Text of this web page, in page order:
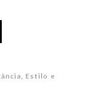
Estilo e